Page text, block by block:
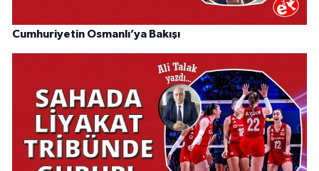
Cumhuriyetin Osmanlı’ya Bakışı